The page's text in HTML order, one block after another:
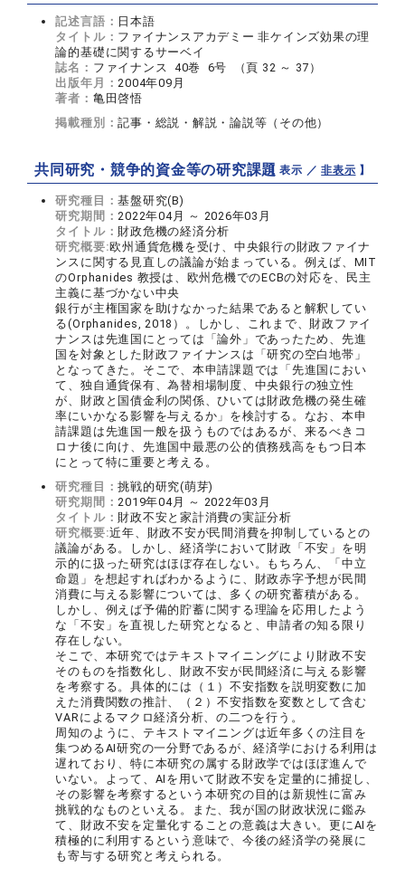
記述言語： 日本語
タイトル： ファイナンスアカデミー 非ケインズ効果の理
論的基礎に関するサーベイ
誌名： ファイナンス 40巻 6号 （頁 32 ～ 37）
出版年月：2004年09月
著者： 亀田啓悟
掲載種別：記事・総説・解説・論説等（その他）
共同研究・競争的資金等の研究課題【 表示 ／非表示 】
研究種目：基盤研究(B)
研究期間：2022年04月 ～ 2026年03月
タイトル： 財政危機の経済分析
研究概要:欧州通貨危機を受け、中央銀行の財政ファイナ
ンスに関する見直しの議論が始まっている。例えば、MIT
のOrphanides 教授は、欧州危機でのECBの対応を、民主
主義に基づかない中央
銀行が主権国家を助けなかった結果であると解釈してい
る(Orphanides, 2018）。しかし、これまで、財政ファイ
ナンスは先進国にとっては「論外」であったため、先進
国を対象とした財政ファイナンスは「研究の空白地帯」
となってきた。そこで、本申請課題では「先進国におい
て、独自通貨保有、為替相場制度、中央銀行の独立性
が、財政と国債金利の関係、ひいては財政危機の発生確
率にいかなる影響を与えるか」を検討する。なお、本申
請課題は先進国一般を扱うものではあるが、来るべきコ
ロナ後に向け、先進国中最悪の公的債務残高をもつ日本
にとって特に重要と考える。
研究種目：挑戦的研究(萌芽)
研究期間：2019年04月 ～ 2022年03月
タイトル： 財政不安と家計消費の実証分析
研究概要:近年、財政不安が民間消費を抑制しているとの
議論がある。しかし、経済学において財政「不安」を明
示的に扱った研究はほぼ存在しない。もちろん、「中立
命題」を想起すればわかるように、財政赤字予想が民間
消費に与える影響については、多くの研究蓄積がある。
しかし、例えば予備的貯蓄に関する理論を応用したよう
な「不安」を直視した研究となると、申請者の知る限り
存在しない。
そこで、本研究ではテキストマイニングにより財政不安
そのものを指数化し、財政不安が民間経済に与える影響
を考察する。具体的には（１）不安指数を説明変数に加
えた消費関数の推計、（２）不安指数を変数として含む
VARによるマクロ経済分析、の二つを行う。
周知のように、テキストマイニングは近年多くの注目を
集つめるAI研究の一分野であるが、経済学における利用は
遅れており、特に本研究の属する財政学ではほぼ進んで
いない。よって、AIを用いて財政不安を定量的に捕捉し、
その影響を考察するという本研究の目的は新規性に富み
挑戦的なものといえる。また、我が国の財政状況に鑑み
て、財政不安を定量化することの意義は大きい。更にAIを
積極的に利用するという意味で、今後の経済学の発展に
も寄与する研究と考えられる。